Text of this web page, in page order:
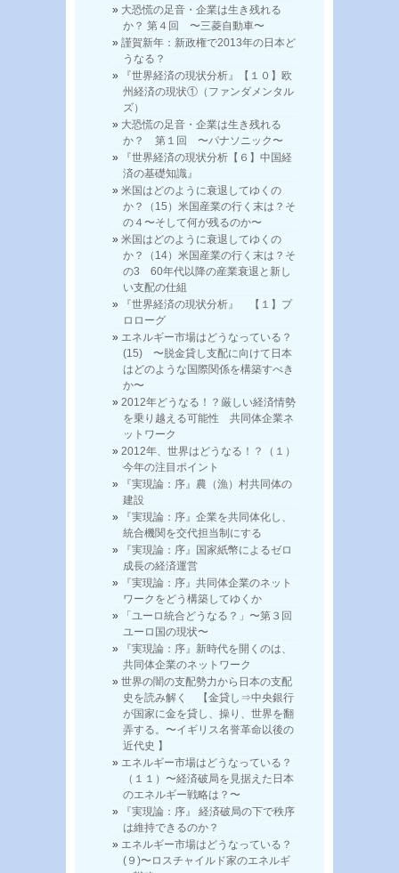
大恐慌の足音・企業は生き残れる
か？ 第４回 〜三菱自動車〜
謹賀新年：新政権で2013年の日本ど
うなる？
『世界経済の現状分析』【１０】欧
州経済の現状①（ファンダメンタル
ズ）
大恐慌の足音・企業は生き残れる
か？ 第１回 〜パナソニック〜
『世界経済の現状分析【６】中国経
済の基礎知識』
米国はどのように衰退してゆくの
か？（15）米国産業の行く末は？そ
の４〜そして何が残るのか〜
米国はどのように衰退してゆくの
か？（14）米国産業の行く末は？そ
の3 60年代以降の産業衰退と新し
い支配の仕組
『世界経済の現状分析』 【１】プ
ロローグ
エネルギー市場はどうなっている？
(15) 〜脱金貸し支配に向けて日本
はどのような国際関係を構築すべき
か〜
2012年どうなる！？厳しい経済情勢
を乗り越える可能性 共同体企業ネ
ットワーク
2012年、世界はどうなる！？（１）
今年の注目ポイント
『実現論：序』農（漁）村共同体の
建設
『実現論：序』企業を共同体化し、
統合機関を交代担当制にする
『実現論：序』国家紙幣によるゼロ
成長の経済運営
『実現論：序』共同体企業のネット
ワークをどう構築してゆくか
「ユーロ統合どうなる？」〜第３回
ユーロ国の現状〜
『実現論：序』新時代を開くのは、
共同体企業のネットワーク
世界の闇の支配勢力から日本の支配
史を読み解く 【金貸し⇒中央銀行
が国家に金を貸し、操り、世界を翻
弄する。〜イギリス名誉革命以後の
近代史 】
エネルギー市場はどうなっている？
（１１）〜経済破局を見据えた日本
のエネルギー戦略は？〜
『実現論：序』 経済破局の下で秩序
は維持できるのか？
エネルギー市場はどうなっている？
(９)〜ロスチャイルド家のエネルギ